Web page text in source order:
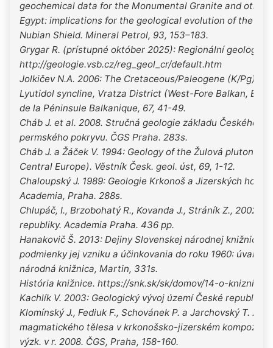
geochemical data for the Monumental Granite and other
Egypt: implications for the geological evolution of the
Nubian Shield. Mineral Petrol, 93, 153–183.
Grygar R. (prístupné október 2025): Regionální geologie
http://geologie.vsb.cz/reg_geol_cr/default.htm
Jolkičev N.A. 2006: The Cretaceous/Paleogene (K/Pg)
Lyutidol syncline, Vratza District (West-Fore Balkan,
de la Péninsule Balkanique, 67, 41-49.
Cháb J. et al. 2008. Stručná geologie základu Českého
permského pokryvu. ČGS Praha. 283s.
Cháb J. a Žáček V. 1994: Geology of the Žulová pluton
Central Europe). Věstník Česk. geol. úst, 69, 1-12.
Chaloupský J. 1989: Geologie Krkonoš a Jizerských hor.
Academia, Praha. 288s.
Chlupáč, I., Brzobohatý R., Kovanda J., Stráník Z., 2002.
republiky. Academia Praha. 436 pp.
Hanakovič Š. 2013: Dejiny Slovenskej národnej knižnice:
podmienky jej vzniku a účinkovania do roku 1960: úvahy
národná knižnica, Martin, 331s.
História knižnice. https://snk.sk/sk/domov/14-o-kniznici/
Kachlík V. 2003: Geologický vývoj území České republiky,
Klomínský J., Fediuk F., Schovánek P. a Jarchovský T.
magmatického tělesa v krkonošsko-jizerském
výzk. v r. 2008. ČGS, Praha, 158-160.